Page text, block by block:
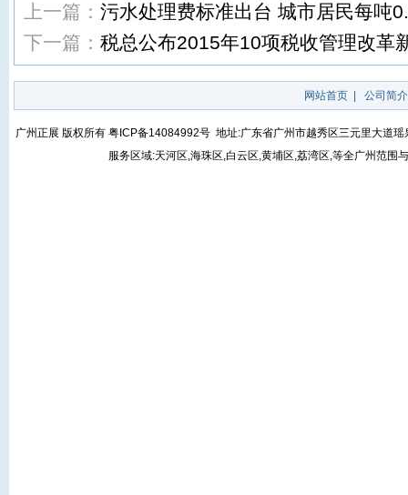
上一篇： 污水处理费标准出台 城市居民每吨
下一篇： 税总公布2015年10项税收管理改革
网站首页 | 公司简介
广州正展 版权所有 粤ICP备14084992号 地址:广东省广州市越秀区三元里大道
服务区域:天河区,海珠区,白云区,黄埔区,荔湾区,等全广州范围与